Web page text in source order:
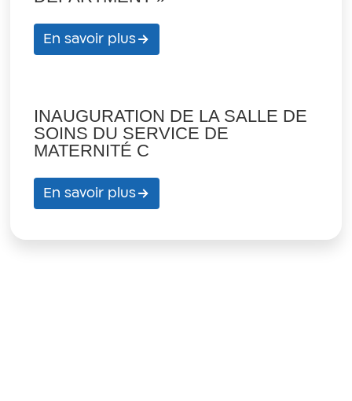
En savoir plus
INAUGURATION DE LA SALLE DE
SOINS DU SERVICE DE
MATERNITÉ C
En savoir plus